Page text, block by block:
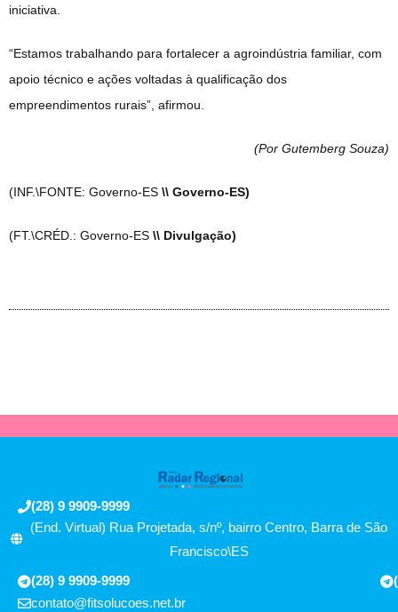
iniciativa.
“Estamos trabalhando para fortalecer a agroindústria familiar, com
apoio técnico e ações voltadas à qualificação dos
empreendimentos rurais”, afirmou.
(Por Gutemberg Souza)
(INF.\FONTE: Governo-ES \\ Governo-ES)
(FT.\CRÉD.: Governo-ES \\ Divulgação)
(28) 9 9909-9999
(End. Virtual) Rua Projetada, s/nº, bairro Centro, Barra de São
Francisco\ES
(28) 9 9909-9999
contato@fitsolucoes.net.br